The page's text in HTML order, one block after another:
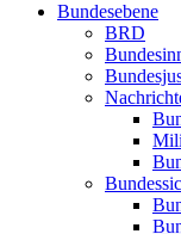
Bundesebene
BRD